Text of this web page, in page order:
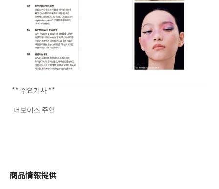
** 주요기사 **
더보이즈 주연
商品情報提供